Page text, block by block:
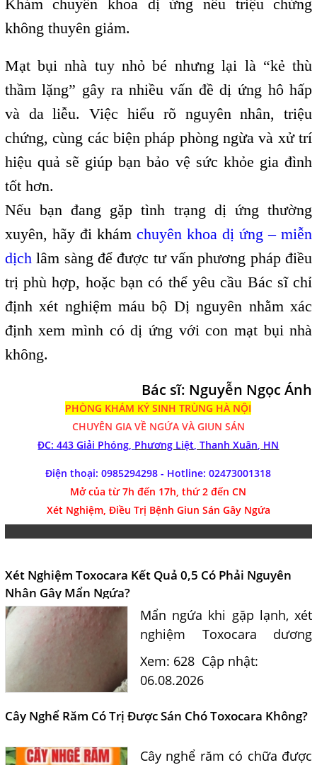
Khám chuyên khoa dị ứng nếu triệu chứng
không thuyên giảm.
Mạt bụi nhà tuy nhỏ bé nhưng lại là “kẻ thù
thầm lặng” gây ra nhiều vấn đề dị ứng hô hấp
và da liễu. Việc hiểu rõ nguyên nhân, triệu
chứng, cùng các biện pháp phòng ngừa và xử trí
hiệu quả sẽ giúp bạn bảo vệ sức khỏe gia đình
tốt hơn.
Nếu bạn đang gặp tình trạng dị ứng thường
xuyên, hãy đi khám chuyên khoa dị ứng – miễn
dịchlâm sàng để được tư vấn phương pháp điều
trị phù hợp, hoặc bạn có thể yêu cầu Bác sĩ chỉ
định xét nghiệm máu bộ Dị nguyên nhằm xác
định xem mình có dị ứng với con mạt bụi nhà
không.
Bác sĩ: Nguyễn Ngọc Ánh
PHÒNG KHÁM KÝ SINH TRÙNG HÀ NỘI
CHUYÊN GIA VỀ NGỨA VÀ GIUN SÁN
ĐC: 443 Giải Phóng, Phương Liệt, Thanh Xuân, HN
Điện thoại: 0985294298 - Hotline:02473001318
Mở của từ 7h đến 17h, thứ 2 đến CN
Xét Nghiệm, Điều Trị Bệnh Giun Sán Gây Ngứa
Xét Nghiệm Toxocara Kết Quả 0,5 Có Phải Nguyên
Nhân Gây Mẩn Ngứa?
Mẩn ngứa khi gặp lạnh, xét
nghiệm Toxocara dương
tính 0,5 có phải nguyên
nhân? Tiến sĩ Bác sĩ Nguyễn
điều trị và phòng ngừa sán...
Xem: 628 Cập nhật:
06.08.2026
Cây Nghể Răm Có Trị Được Sán Chó Toxocara Không?
Cây nghể răm có chữa được